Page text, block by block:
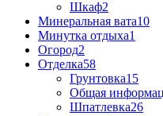
Шкаф2
Минеральная вата10
Минутка отдыха1
Огород2
Отделка58
Грунтовка15
Общая
Шпатлевка26